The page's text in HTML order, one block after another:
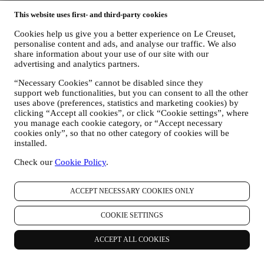
This website uses first- and third-party cookies
Cookies help us give you a better experience on Le Creuset,
personalise content and ads, and analyse our traffic. We also
share information about your use of our site with our
advertising and analytics partners.
“Necessary Cookies” cannot be disabled since they
support web functionalities, but you can consent to all the other
uses above (preferences, statistics and marketing cookies) by
clicking “Accept all cookies”, or click “Cookie settings”, where
you manage each cookie category, or “Accept necessary
cookies only”, so that no other category of cookies will be
installed.
Check our Cookie Policy.
ACCEPT NECESSARY COOKIES ONLY
COOKIE SETTINGS
ACCEPT ALL COOKIES
gestionar nuestra relación contractual con usted, su compra de
su uso del Sitio web, cualquier asistencia posterior a la venta o
su participación en nuestros concursos. Es posible que
tengamos que procesar algunos datos sobre usted para
nuestros fines administrativos relacionados con nuestra
relación contractual con usted, como contabilidad, facturación
y auditoría, verificación de tarjetas de pago, detección de
fraude, seguridad, pruebas de sistemas, mantenimiento y
análisis estadístico. Ocasionalmente, es posible que
necesitemos ponernos en contacto con usted por razones
administrativas u operativas. Por ejemplo, para enviarle la
confirmación de su compra. También utilizaremos sus datos
de nuestros formularios del sitio web u otros canales. Esta
proporcionarle nuestros servicios.
PARA INFORMARLE SOBRE NOTICIAS U OFERTAS
SOBRE LOS PRODUCTOS DE LE CREUSET. Si usted
ha dado su consentimiento para que lo hagamos (por ejemplo,
suscribiéndose a nuestro boletín de noticias cuando usted cree
una cuenta en el Sitio web), le enviaremos comunicaciones de
marketing personalizadas y noticias sobre iniciativas